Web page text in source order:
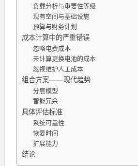
负载分析与重要性等级
现有空间与基础设施
预算与财务计划
成本计算中的严重错误
忽略电费成本
未计算更换电池的成本
忽视维护人工成本
组合方案——现代趋势
分层模型
智能冗余
具体评估标准
系统可靠性
恢复时间
扩展能力
结论